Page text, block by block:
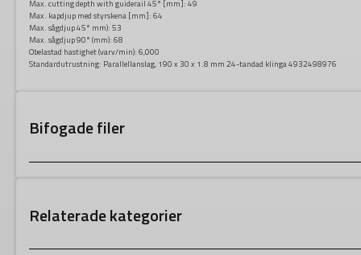
Max. cutting depth with guiderail 45° [mm]:49
Max. kapdjup med styrskena [mm]:64
Max. sågdjup 45° mm):53
Max. sågdjup 90° (mm):68
Obelastad hastighet (varv/min):6,000
Standardutrustning: Parallellanslag, 190 x 30 x 1.8 mm 24-tandad klinga 4932498976
Bifogade filer
Relaterade kategorier